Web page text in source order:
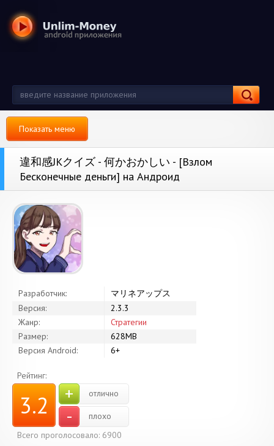
Показать меню
違和感JKクイズ - 何かおかしい - [Взлом
Бесконечные деньги] на Андроид
Разработчик:
マリネアップス
Версия:
2.3.3
Жанр:
Стратегии
Размер:
628MB
Версия Android:
6+
Рейтинг:
3.2 + отлично
-
плохо
Всего проголосовало: 6900